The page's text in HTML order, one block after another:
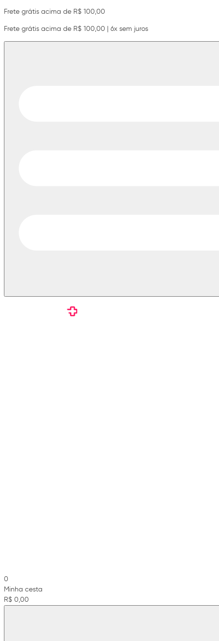
Frete grátis acima de R$ 100,00
Frete grátis acima de R$ 100,00 | 6x sem juros
0
Minha cesta
R$ 0,00